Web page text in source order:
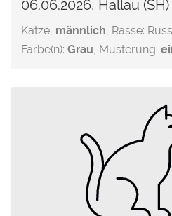
06.06.2026, Hallau (SH)
Katze, männlich, Rasse:
Farbe(n): Grau, Musterung: